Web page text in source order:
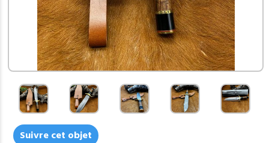
Suivre cet objet